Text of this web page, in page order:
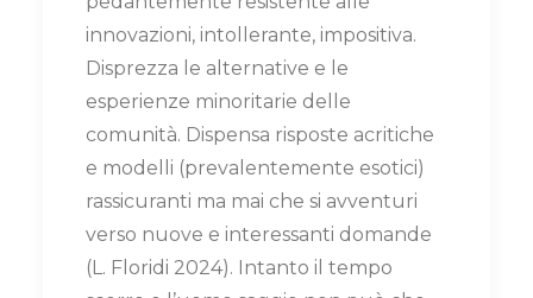
innovazioni, intollerante, impositiva.
Disprezza le alternative e le
esperienze minoritarie delle
comunità. Dispensa risposte acritiche
e modelli (prevalentemente esotici)
rassicuranti ma mai che si avventuri
verso nuove e interessanti domande
(L. Floridi 2024). Intanto il tempo